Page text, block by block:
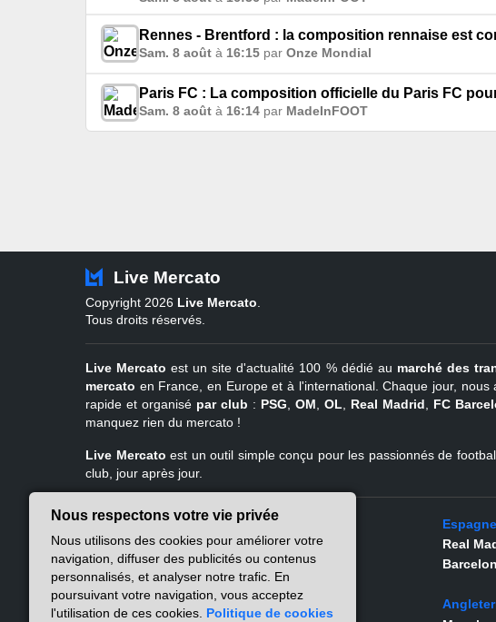
Rennes - Brentford : la composition rennaise est
Sam. 8 août à 16:15 par Onze Mondial
Paris FC : La composition officielle du Paris FC
Sam. 8 août à 16:14 par MadeInFOOT
Live Mercato
Copyright 2026 Live Mercato.
Tous droits réservés.
Live Mercato est un site d'actualité 100 % dédié au marché des
mercato en France, en Europe et à l'international. Chaque jour,
rapide et organisé par club : PSG OM OL Real Madrid FC
manquez rien du mercato !
Live Mercato est un outil simple conçu pour les passionnés de
club, jour après jour.
Live Mercato
A propos
Nous contacter
Mentions légales
Ligue 1
PSG
Marseille
Lyon
Lille
Espagne
Real
Nous respectons votre vie privée
Nous utilisons des cookies pour améliorer votre
navigation, diffuser des publicités ou contenus
personnalisés, et analyser notre trafic. En
poursuivant votre navigation, vous acceptez
l'utilisation de ces cookies. Politique de cookies